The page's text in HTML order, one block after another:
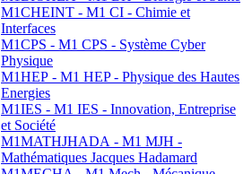
M1CHEINT - M1 CI - Chimie et
Interfaces
M1CPS - M1 CPS - Système Cyber
Physique
M1HEP - M1 HEP - Physique des Hautes
Energies
M1IES - M1 IES - Innovation, Entreprise
et Société
M1MATHJHADA - M1 MJH -
Mathématiques Jacques Hadamard